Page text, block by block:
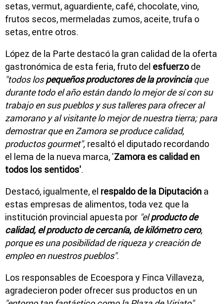
setas, vermut, aguardiente, café, chocolate, vino,
frutos secos, mermeladas zumos, aceite, trufa o
setas, entre otros.
López de la Parte destacó la gran calidad de la oferta
gastronómica de esta feria, fruto del esfuerzode
"todos lospequeños productores de la provincia que
durante todo el año están dando lo mejor de sí con su
trabajo en sus pueblos y sus talleres para ofrecer al
zamorano y al visitante lo mejor de nuestra tierra; para
demostrar que en Zamora se produce calidad,
productos gourmet", resaltó el diputado recordando
el lema de la nueva marca, 'Zamora es calidad en
todos los sentidos'.
Destacó, igualmente, el respaldo de la Diputación a
estas empresas de alimentos, toda vez que la
institución provincial apuesta por "elproducto de
calidad, el producto de cercanía, de kilómetro cero,
porque es una posibilidad de riqueza y creación de
empleo en nuestros pueblos".
Los responsables de Ecoespora y Finca Villaveza,
agradecieron poder ofrecer sus productos en un